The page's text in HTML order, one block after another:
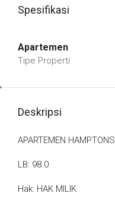
Spesifikasi
Apartemen
Tipe Properti
Deskripsi
APARTEMEN
LB: 98.0
Hak: HAK MILIK